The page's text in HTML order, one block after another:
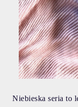
Niebieska seria to